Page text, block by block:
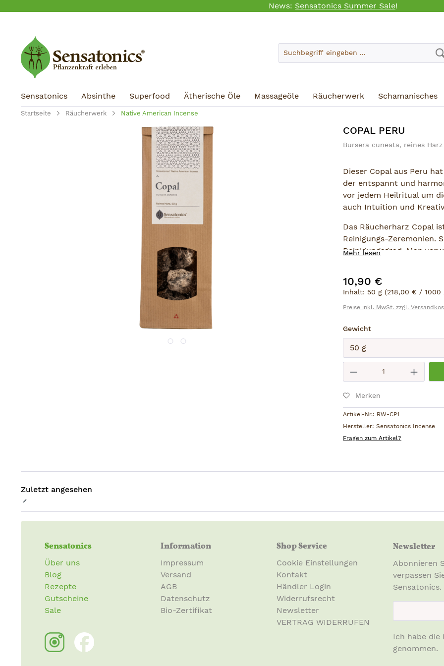
Hauptinhalt springen
Zur Suche springen
Zur Hauptnavigation springen
News: Sensatonics Summer Sale!
Sensatonics Absinthe Superfood Ätherische Öle Massageöle Räucherwerk Schamanisches
Startseite Räucherwerk Native American Incense
COPAL PERU
Bursera cuneata, reines Harz
Dieser Copal aus Peru
der entspannt und
vor jedem Heilritual um
auch Intuition und
Das Räucherharz Copal
Reinigungs-Zeremonien.
Reinigungsgrad. Man
Produktsicherheit:
Sensatonics GmbH
Teilestr. 11-16, Tor 0
12099 Berlin, D
info@sensatonics.de
Achtung:
Kleine Kinder und Tiere
fernhalten.
Mehr lesen
Regulärer Preis:
10,90 €
Inhalt: 50 g (218,00 € / 1000
Preise inkl. MwSt. zzgl.
Gewichtauswählen
Produkt
Merken
Artikel-Nr.: RW-CP1
Hersteller: Sensatonics Incense
Fragen zum Artikel?
Zuletzt angesehen
Sensatonics
Über uns
Blog
Rezepte
Gutscheine
Sale
Information
Impressum
Versand
AGB
Datenschutz
Bio-Zertifikat
Shop Service
Cookie Einstellungen
Kontakt
Händler Login
Widerrufsrecht
Newsletter
VERTRAG WIDERRUFEN
Newsletter
Abonnieren
verpassen
Sensatonics.
Ich habe die
genommen.